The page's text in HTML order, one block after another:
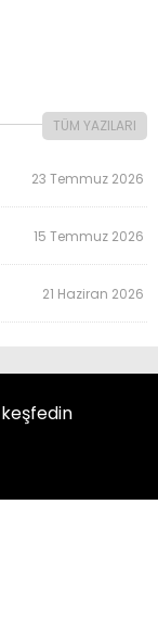
TÜM YAZILARI
23 Temmuz 2026
15 Temmuz 2026
21 Haziran 2026